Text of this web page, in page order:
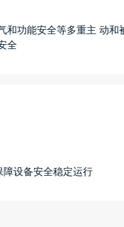
和功能安全等多重主 动和
全
障设备安全稳定运行